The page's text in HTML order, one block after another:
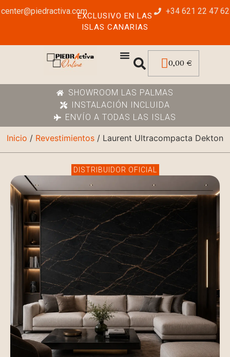
center@piedractiva.comEXCLUSIVO EN LAS
ISLAS CANARIAS
+34 621 22 47 62
0,00 €
SHOWROOM LAS PALMAS
INSTALACIÓN INCLUIDA
ENVÍO A TODAS LAS ISLAS
Inicio / Revestimientos / Laurent Ultracompacta Dekton
DISTRIBUIDOR OFICIAL